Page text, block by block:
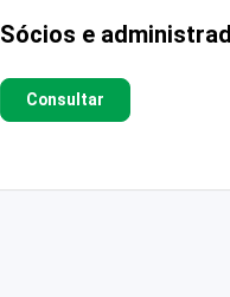
Sócios e
Consultar